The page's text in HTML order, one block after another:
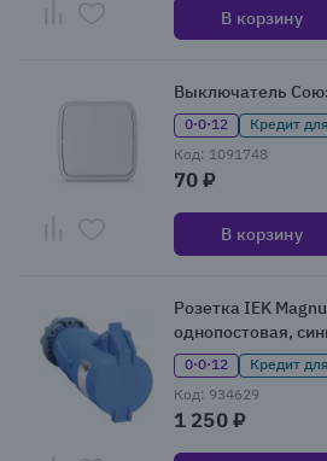
В корзину
Выключатель
0·0·12
Кредит
Код: 1091748
70 ₽
В корзину
Розетка IEK
однопостовая,
0·0·12
Кредит
Код: 934629
1 250 ₽